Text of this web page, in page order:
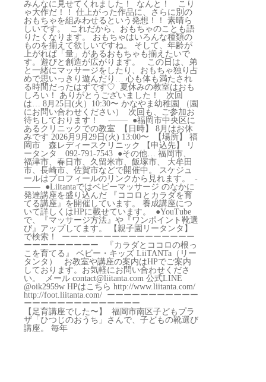
【足育講座でした〜】 ⁡ 福岡市南区子どもプラ
ザ「ひつじのおうち」さんで、子どもの靴選び
講座。 毎年